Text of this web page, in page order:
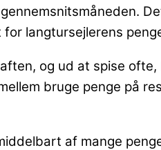
langtursejlerens
og ud at spise
bruge penge på
af mange